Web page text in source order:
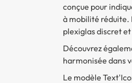
conçue pour
à mobilité réduite.
plexiglas discret
Découvrez
harmonisée dans
Le modèle